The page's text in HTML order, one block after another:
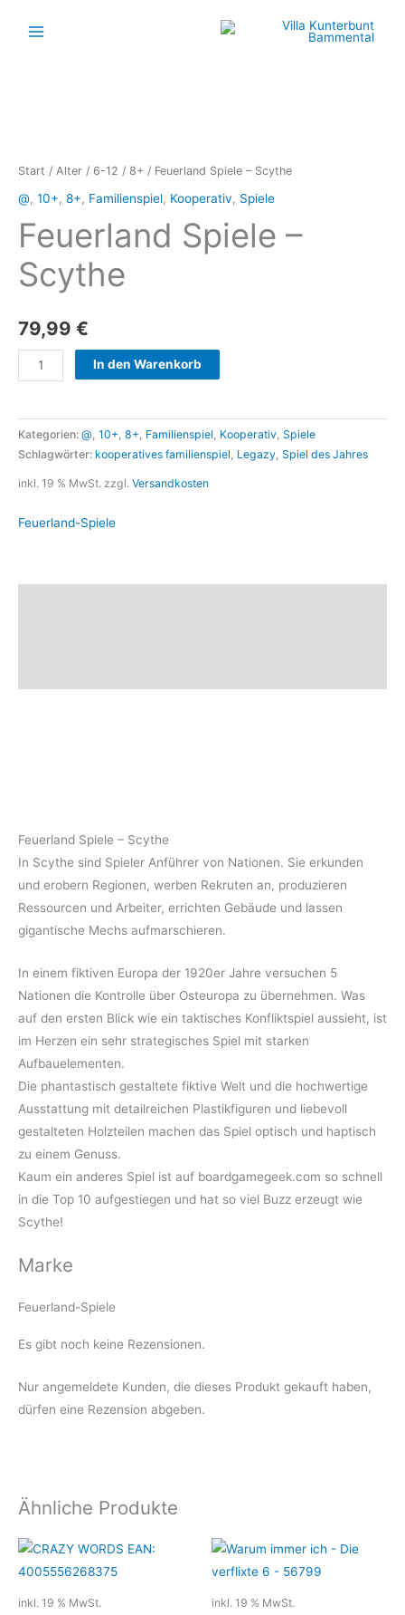
Inhalt
Start / Alter / 6-12 / 8+ / Feuerland Spiele – Scythe
@, 10+, 8+, Familienspiel, Kooperativ, Spiele
Feuerland Spiele –
Scythe
79,99 €
-
Scythe
In den Warenkorb
Kategorien: @ 10+ 8+ Familienspiel Kooperativ Spiele
Schlagwörter: kooperatives familienspiel Legazy Spiel des Jahres
inkl. 19 % MwSt. zzgl. Versandkosten
Feuerland-Spiele
Feuerland Spiele – Scythe
In Scythe sind Spieler Anführer von Nationen. Sie erkunden
und erobern Regionen, werben Rekruten an, produzieren
Ressourcen und Arbeiter, errichten Gebäude und lassen
gigantische Mechs aufmarschieren.
In einem fiktiven Europa der 1920er Jahre versuchen 5
Nationen die Kontrolle über Osteuropa zu übernehmen. Was
auf den ersten Blick wie ein taktisches Konfliktspiel aussieht, ist
im Herzen ein sehr strategisches Spiel mit starken
Aufbauelementen.
Die phantastisch gestaltete fiktive Welt und die hochwertige
Ausstattung mit detailreichen Plastikfiguren und liebevoll
gestalteten Holzteilen machen das Spiel optisch und haptisch
zu einem Genuss.
Kaum ein anderes Spiel ist auf boardgamegeek.com so schnell
in die Top 10 aufgestiegen und hat so viel Buzz erzeugt wie
Scythe!
Marke
Feuerland-Spiele
Es gibt noch keine Rezensionen.
Nur angemeldete Kunden, die dieses Produkt gekauft haben,
dürfen eine Rezension abgeben.
Ähnliche Produkte
inkl. 19 % MwSt. inkl. 19 % MwSt.